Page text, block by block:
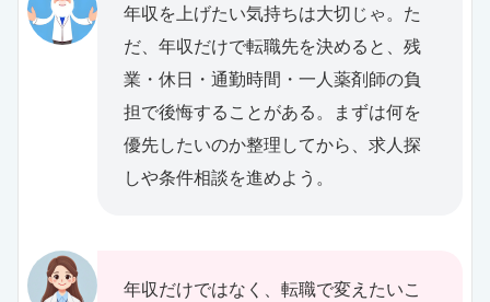
年収を上げたい気持ちは大切じゃ。た
だ、年収だけで転職先を決めると、残
業・休日・通勤時間・一人薬剤師の負
担で後悔することがある。まずは何を
優先したいのか整理してから、求人探
しや条件相談を進めよう。
年収だけではなく、転職で変えたいこ